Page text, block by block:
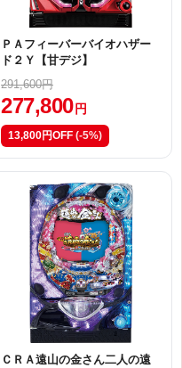
ＰＡフィーバーバイオハザー
ド２Ｙ【甘デジ】
291,600円
277,800 円
13,800円OFF (-5%)
ＣＲＡ遠山の金さん二人の遠